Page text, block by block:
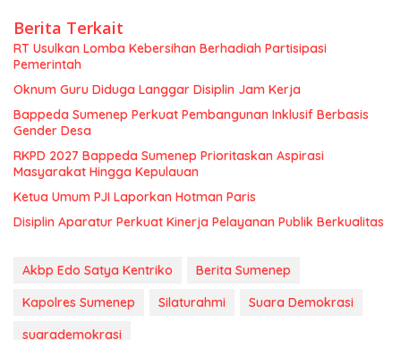
Berita Terkait
RT Usulkan Lomba Kebersihan Berhadiah Partisipasi
Pemerintah
Oknum Guru Diduga Langgar Disiplin Jam Kerja
Bappeda Sumenep Perkuat Pembangunan Inklusif Berbasis
Gender Desa
RKPD 2027 Bappeda Sumenep Prioritaskan Aspirasi
Masyarakat Hingga Kepulauan
Ketua Umum PJI Laporkan Hotman Paris
Disiplin Aparatur Perkuat Kinerja Pelayanan Publik Berkualitas
Akbp Edo Satya Kentriko
Berita Sumenep
Kapolres Sumenep
Silaturahmi
Suara Demokrasi
suarademokrasi